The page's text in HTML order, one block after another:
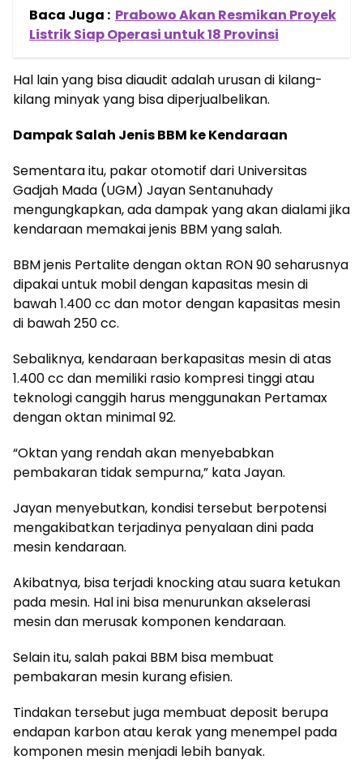
Baca Juga : Prabowo Akan Resmikan Proyek
Listrik Siap Operasi untuk 18 Provinsi
Hal lain yang bisa diaudit adalah urusan di kilang-
kilang minyak yang bisa diperjualbelikan.
Dampak Salah Jenis BBM ke Kendaraan
Sementara itu, pakar otomotif dari Universitas
Gadjah Mada (UGM) Jayan Sentanuhady
mengungkapkan, ada dampak yang akan dialami jika
kendaraan memakai jenis BBM yang salah.
BBM jenis Pertalite dengan oktan RON 90 seharusnya
dipakai untuk mobil dengan kapasitas mesin di
bawah 1.400 cc dan motor dengan kapasitas mesin
di bawah 250 cc.
Sebaliknya, kendaraan berkapasitas mesin di atas
1.400 cc dan memiliki rasio kompresi tinggi atau
teknologi canggih harus menggunakan Pertamax
dengan oktan minimal 92.
“Oktan yang rendah akan menyebabkan
pembakaran tidak sempurna,” kata Jayan.
Jayan menyebutkan, kondisi tersebut berpotensi
mengakibatkan terjadinya penyalaan dini pada
mesin kendaraan.
Akibatnya, bisa terjadi knocking atau suara ketukan
pada mesin. Hal ini bisa menurunkan akselerasi
mesin dan merusak komponen kendaraan.
Selain itu, salah pakai BBM bisa membuat
pembakaran mesin kurang efisien.
Tindakan tersebut juga membuat deposit berupa
endapan karbon atau kerak yang menempel pada
komponen mesin menjadi lebih banyak.